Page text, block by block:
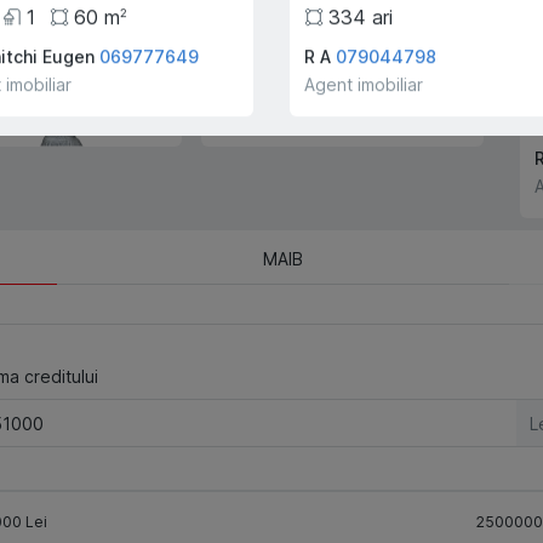
MAIB
creditului
Lei 2500000
1 60 m2
Eugen 069777649
imobiliar
334 ari
R A 079044798
Agent imobiliar